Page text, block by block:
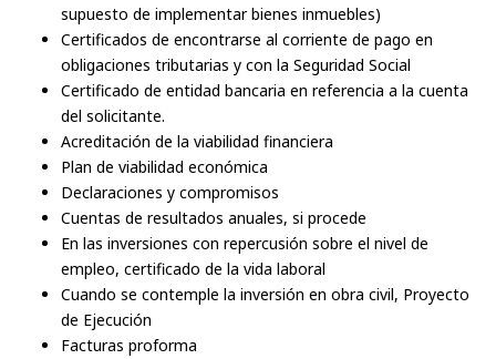
supuesto de implementar bienes inmuebles)
Certificados de encontrarse al corriente de pago en
obligaciones tributarias y con la Seguridad Social
Certificado de entidad bancaria en referencia a la cuenta
del solicitante.
Acreditación de la viabilidad financiera
Plan de viabilidad económica
Declaraciones y compromisos
Cuentas de resultados anuales, si procede
En las inversiones con repercusión sobre el nivel de
empleo, certificado de la vida laboral
Cuando se contemple la inversión en obra civil, Proyecto
de Ejecución
Facturas proforma